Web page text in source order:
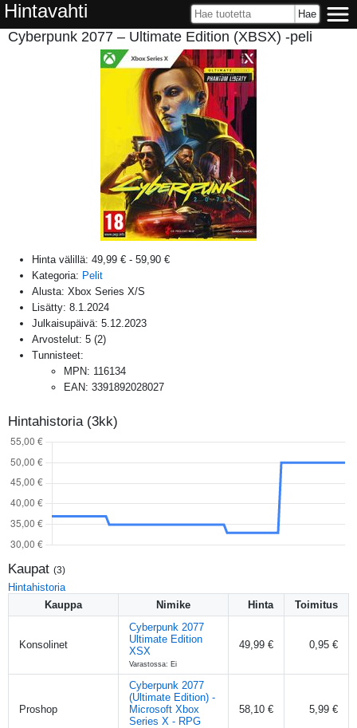
Hintavahti
Cyberpunk 2077 – Ultimate Edition (XBSX) -peli
Hinta välillä: 49,99 € - 59,90 €
Kategoria: Pelit
Alusta: Xbox Series X/S
Lisätty: 8.1.2024
Julkaisupäivä: 5.12.2023
Arvostelut: 5 (2)
Tunnisteet:
MPN: 116134
EAN: 3391892028027
Hintahistoria (3kk)
Kaupat (3)
Hintahistoria
Kauppa
Nimike Hinta Toimitus
Konsolinet
Cyberpunk 2077
Ultimate Edition
XSX
Varastossa: Ei
49,99 € 0,95 €
Proshop
Cyberpunk 2077
(Ultimate Edition) -
Microsoft Xbox
Series X - RPG
58,10 € 5,99 €